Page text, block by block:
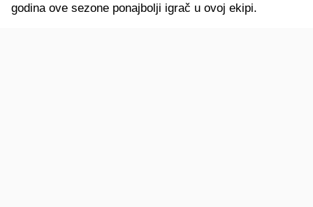
godina ove sezone ponajbolji igrač u ovoj ekipi.